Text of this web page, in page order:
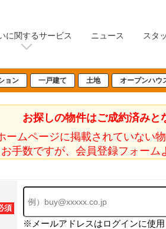
に関するサービス ニュース スタ
ョン 一戸建て 土地 オープンハウ
お探しの物件はご成約済みと
ームページに掲載されていない
お手数ですが、会員登録フォーム
須
※メールアドレスはログインに使用